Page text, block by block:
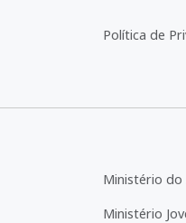
Política de
Ministério do
Ministério